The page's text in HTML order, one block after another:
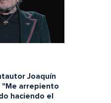
Joaquín
"Me arrepiento
haciendo el